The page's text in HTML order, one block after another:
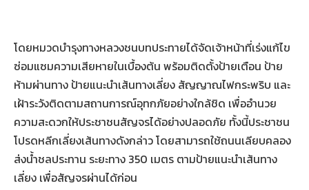
โดยหมวดบำรุงทางหลวงชนบทประทายได้จัดเจ้าหน้าที่เร่งแก้ไข
ซ่อมแซมความเสียหายในเบื้องต้น พร้อมติดตั้งป้ายเตือน ป้าย
ห้ามผ่านทาง ป้ายแนะนำเส้นทางเลี่ยง สัญญาณไฟกระพริบ และ
เฝ้าระวังติดตามสถานการณ์อุทกภัยอย่างใกล้ชิด เพื่ออำนวย
ความสะดวกให้ประชาชนสัญจรได้อย่างปลอดภัย ทั้งนี้ประชาชน
โปรดหลีกเลี่ยงเส้นทางดังกล่าว โดยสามารถใช้ถนนเลียบคลอง
ส่งน้ำชลประทาน ระยะทาง 350 เมตร ตามป้ายแนะนำเส้นทาง
เลี่ยง เพื่อสัญจรผ่านได้ก่อน